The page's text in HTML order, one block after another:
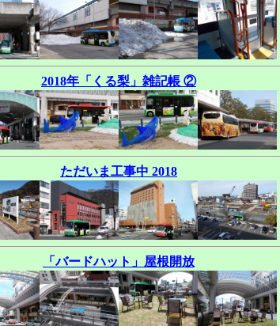
2018年「くる梨」雑記帳 ②
ただいま工事中 2018
「バードハット」屋根開放